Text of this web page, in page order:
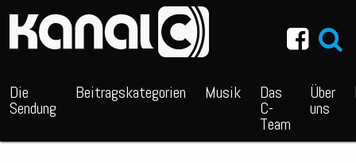
Die
Sendung
Beitragskategorien Musik Das
C-
Team
Über
uns